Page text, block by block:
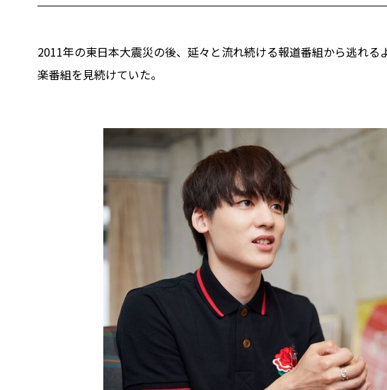
2011年の東日本大震災の後、延々と流れ続ける報道番組から逃れる
楽番組を見続けていた。